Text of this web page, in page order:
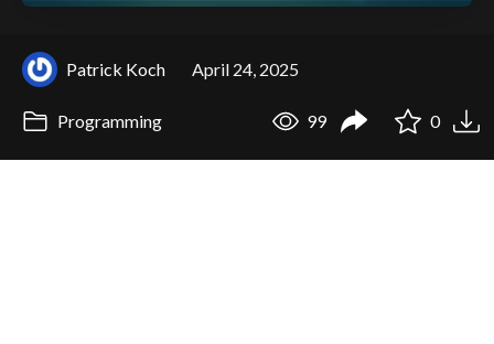
Patrick Koch April 24, 2025
Programming 99 0